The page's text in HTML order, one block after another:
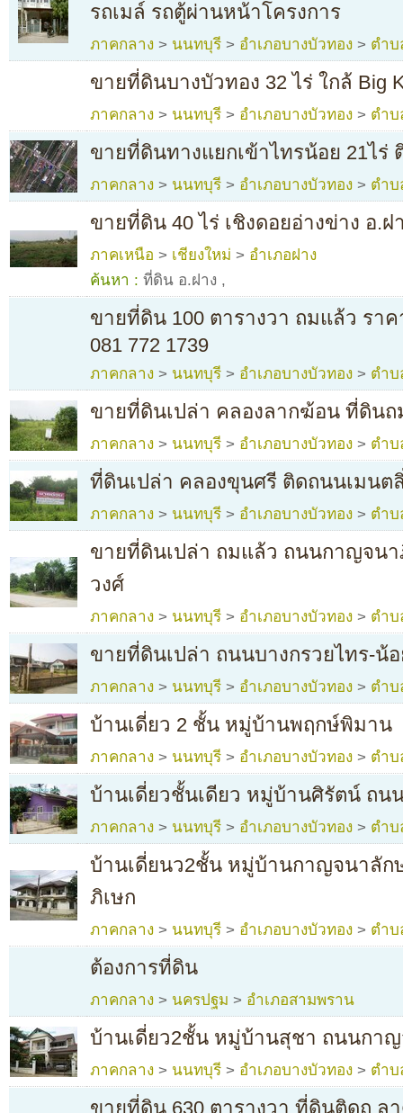
รถเมล์ รถตู้ผ่านหน้าโครงการ
ภาคกลาง > นนทบุรี > อำเภอบางบัวทอง > ตำบ
ขายที่ดินบางบัวทอง 32 ไร่ ใกล้ Big
ภาคกลาง > นนทบุรี > อำเภอบางบัวทอง > ตำบ
ขายที่ดินทางแยกเข้าไทรน้อย 21ไร่
ภาคกลาง > นนทบุรี > อำเภอบางบัวทอง > ตำบ
ขายที่ดิน 40 ไร่ เชิงดอยอ่างข่าง อ.ฝ
ภาคเหนือ > เชียงใหม่ > อำเภอฝาง
ค้นหา : ที่ดิน อ.ฝาง ,
ขายที่ดิน 100 ตารางวา ถมแล้ว รา
081 772 1739
ภาคกลาง > นนทบุรี > อำเภอบางบัวทอง > ตำบ
ขายที่ดินเปล่า คลองลากฆ้อน ที่ดินถ
ภาคกลาง > นนทบุรี > อำเภอบางบัวทอง > ตำบ
ที่ดินเปล่า คลองขุนศรี ติดถนนเมน
ภาคกลาง > นนทบุรี > อำเภอบางบัวทอง > ตำบ
ขายที่ดินเปล่า ถมแล้ว ถนนกาญจนา
วงศ์
ภาคกลาง > นนทบุรี > อำเภอบางบัวทอง > ตำบ
ขายที่ดินเปล่า ถนนบางกรวยไทร-น้
ภาคกลาง > นนทบุรี > อำเภอบางบัวทอง > ตำบ
บ้านเดี่ยว 2 ชั้น หมู่บ้านพฤกษ์พิมาน
ภาคกลาง > นนทบุรี > อำเภอบางบัวทอง > ตำบ
บ้านเดี่ยวชั้นเดียว หมู่บ้านศิรัตน์ ถน
ภาคกลาง > นนทบุรี > อำเภอบางบัวทอง > ตำบ
บ้านเดี่ยนว2ชั้น หมู่บ้านกาญจนาลั
ภิเษก
ภาคกลาง > นนทบุรี > อำเภอบางบัวทอง > ตำบ
ต้องการที่ดิน
ภาคกลาง > นครปฐม > อำเภอสามพราน
บ้านเดี่ยว2ชั้น หมู่บ้านสุชา ถนนกา
ภาคกลาง > นนทบุรี > อำเภอบางบัวทอง > ตำบ
ขายที่ดิน 630 ตารางวา ที่ดินติดถ.ล